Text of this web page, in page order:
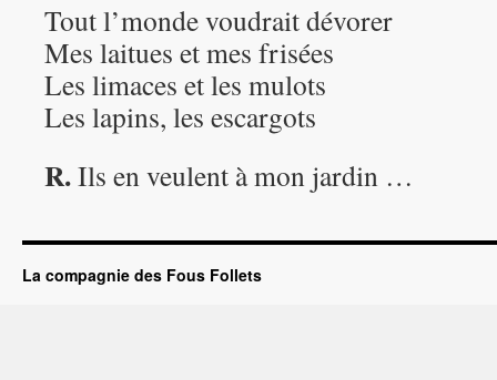
Tout l’monde voudrait dévorer
Mes laitues et mes frisées
Les limaces et les mulots
Les lapins, les escargots
R.Ils en veulent à mon jardin …
La compagnie des Fous Follets